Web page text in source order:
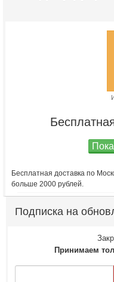
Бесплатная доставка по
больше 2000 рублей.
Подписка на
Принимаем